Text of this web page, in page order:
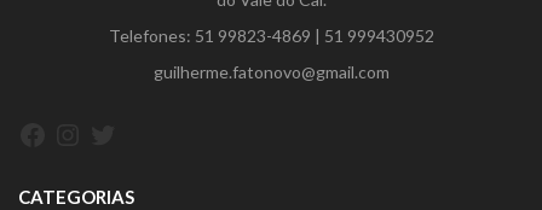
Telefones: 51 99823-4869 | 51 999430952
guilherme.fatonovo@gmail.com
CATEGORIAS